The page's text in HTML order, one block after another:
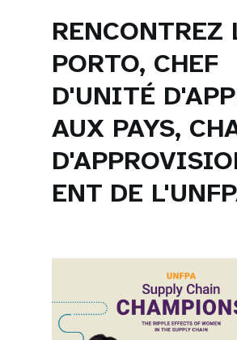
PORTO, CHEF
D'UNITÉ
AUX PAYS,
ENT DE